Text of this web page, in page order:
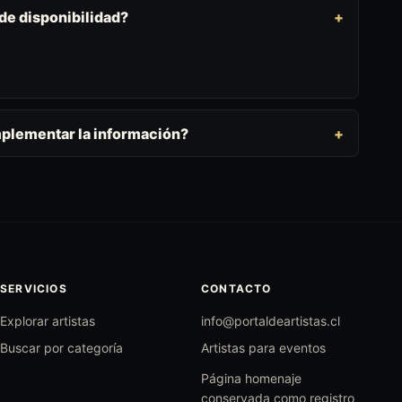
disponibilidad?
la información?
SERVICIOS
Explorar artistas
Buscar por categoría
CONTACTO
info@portaldeartistas.cl
Artistas para eventos
Página homenaje
conservada como registro